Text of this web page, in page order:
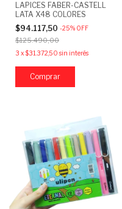
LAPICES FABER-CASTELL
LATA X48 COLORES
$94.117,50 -25% OFF
$125.490,00
3 x$31.372,50 sin interés